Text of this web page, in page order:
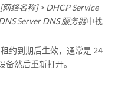
络名称] > DHCP Service
Server DNS 服务器中找
约到期后生效，通常是 24
然后重新打开。